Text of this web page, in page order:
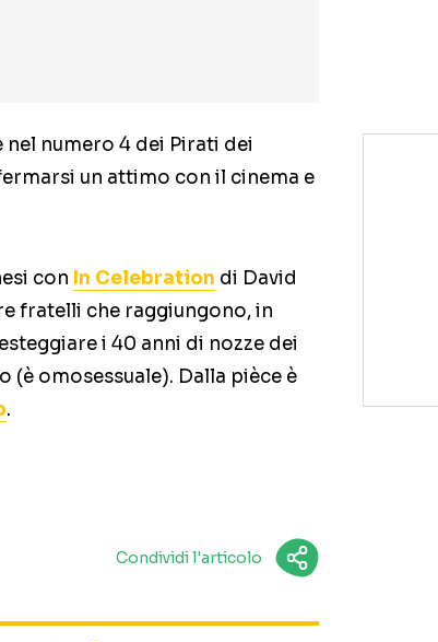
numero 4 dei Pirati dei
un attimo con il cinema e
con In Celebration di David
fratelli che raggiungono, in
i 40 anni di nozze dei
omosessuale). Dalla pièce è
.
Condividi l'articolo